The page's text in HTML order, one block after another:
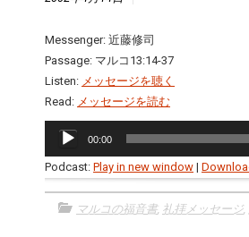
Messenger: 近藤修司
Passage: マルコ13:14-37
Listen: メッセージを聴く
Read: メッセージを読む
プ
レ
00:00
Podcast: Play in new window |
マルコの福音書, 礼拝メッセージ,